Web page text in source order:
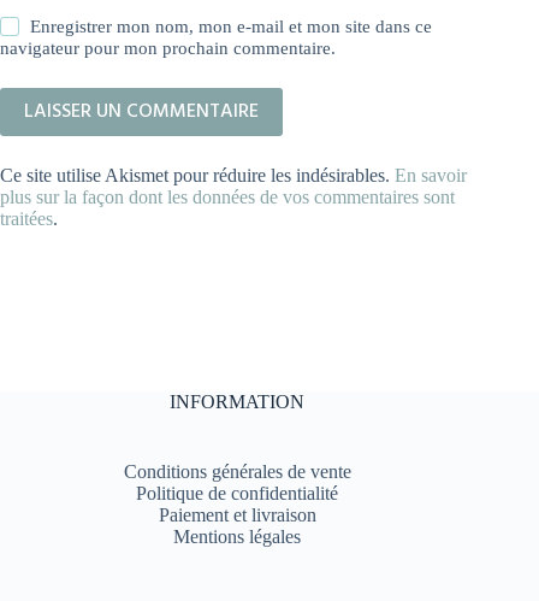
Enregistrer mon nom, mon e-mail et mon site dans ce
navigateur pour mon prochain commentaire.
LAISSER UN COMMENTAIRE
Ce site utilise Akismet pour réduire les indésirables. En savoir
plus sur la façon dont les données de vos commentaires sont
traitées.
INFORMATION
Conditions générales de vente
Politique de confidentialité
Paiement et livraison
Mentions légales